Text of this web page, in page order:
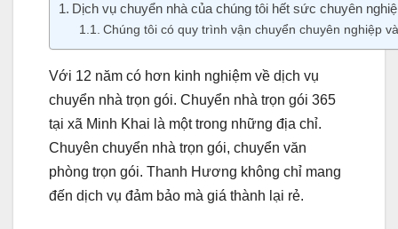
Dịch vụ chuyển nhà của chúng tôi hết sức chuyên
Chúng tôi có quy trình vận chuyển chuyên nghiệp
Với 12 năm có hơn kinh nghiệm về dịch vụ
chuyển nhà trọn gói. Chuyển nhà trọn gói 365
tại xã Minh Khai là một trong những địa chỉ.
Chuyên chuyển nhà trọn gói, chuyển văn
phòng trọn gói. Thanh Hương không chỉ mang
đến dịch vụ đảm bảo mà giá thành lại rẻ.